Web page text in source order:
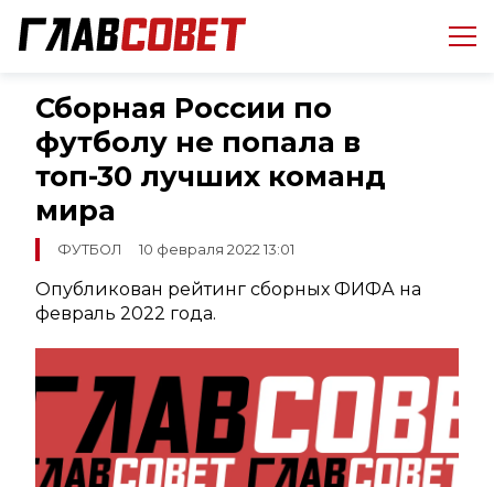
Сборная России по
футболу не попала в
топ-30 лучших команд
мира
ФУТБОЛ 10 февраля 2022 13:01
Опубликован рейтинг сборных ФИФА на
февраль 2022 года.